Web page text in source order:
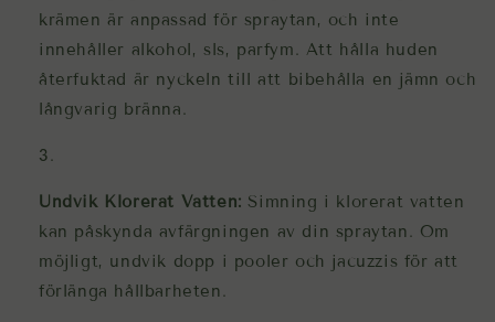
krämen är anpassad för spraytan, och inte
innehåller alkohol, sls, parfym. Att hålla huden
återfuktad är nyckeln till att bibehålla en jämn och
långvarig bränna.
Undvik Klorerat Vatten: Simning i klorerat vatten
kan påskynda avfärgningen av din spraytan. Om
möjligt, undvik dopp i pooler och jacuzzis för att
förlänga hållbarheten.